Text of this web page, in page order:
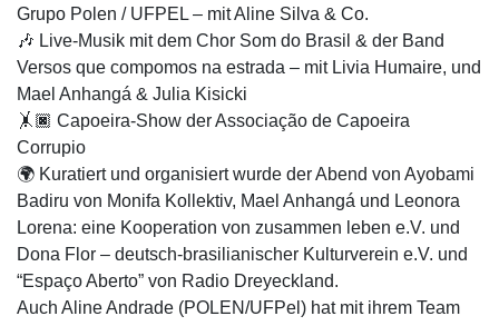
Grupo Polen / UFPEL – mit Aline Silva & Co.
🎶 Live-Musik mit dem Chor Som do Brasil & der Band
Versos que compomos na estrada – mit Livia Humaire, und
Mael Anhangá & Julia Kisicki
🤸🏿 Capoeira-Show der Associação de Capoeira
Corrupio
🌍 Kuratiert und organisiert wurde der Abend von Ayobami
Badiru von Monifa Kollektiv, Mael Anhangá und Leonora
Lorena: eine Kooperation von zusammen leben e.V. und
Dona Flor – deutsch-brasilianischer Kulturverein e.V. und
“Espaço Aberto” von Radio Dreyeckland.
Auch Aline Andrade (POLEN/UFPel) hat mit ihrem Team